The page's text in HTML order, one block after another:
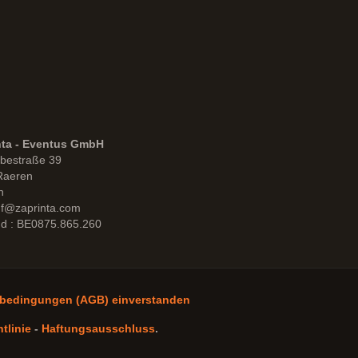
- Eventus GmbH
39
: BE0875.865.260
(AGB) einverstanden
- Haftungsausschluss.